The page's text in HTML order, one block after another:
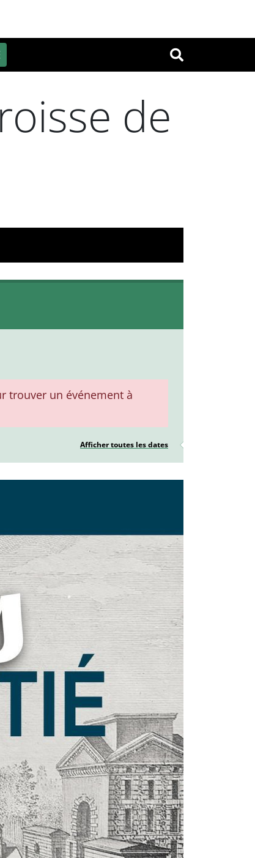
OK
de
trouver un événement à
Afficher toutes les dates